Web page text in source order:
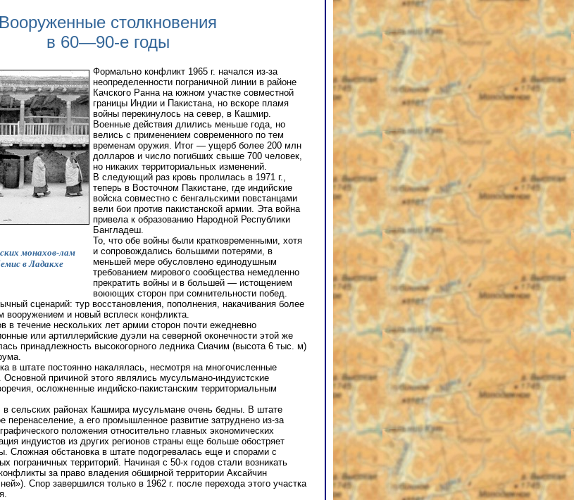
Вооруженные столкновения
в 60—90-е годы
монахов-лам
в Ладакхе
Формально конфликт 1965 г. начался из-за
неопределенности пограничной линии в районе
Качского Ранна на южном участке совместной
границы Индии и Пакистана, но вскоре пламя
войны перекинулось на север, в Кашмир.
Военные действия длились меньше года, но
велись с применением современного по тем
временам оружия. Итог — ущерб более 200 млн
долларов и число погибших свыше 700 человек,
но никаких территориальных изменений.
В следующий раз кровь пролилась в 1971 г.,
теперь в Восточном Пакистане, где индийские
войска совместно с бенгальскими повстанцами
вели бои против пакистанской армии. Эта война
привела к образованию Народной Республики
Бангладеш.
То, что обе войны были кратковременными, хотя
и сопровождались большими потерями, в
меньшей мере обусловлено единодушным
требованием мирового сообщества немедленно
прекратить войны и в большей — истощением
воюющих сторон при сомнительности побед.
сценарий: тур восстановления, пополнения, накачивания более
вооружением и новый всплеск конфликта.
в течение нескольких лет армии сторон почти ежедневно
или артиллерийские дуэли на северной оконечности этой же
принадлежность высокогорного ледника Сиачим (высота 6 тыс. м)
в штате постоянно накалялась, несмотря на многочисленные
Основной причиной этого являлись мусульмано-индуистские
осложненные индийско-пакистанским территориальным
сельских районах Кашмира мусульмане очень бедны. В штате
перенаселение, а его промышленное развитие затруднено из-за
положения относительно главных экономических
индуистов из других регионов страны еще больше обостряет
Сложная обстановка в штате подогревалась еще и спорами с
пограничных территорий. Начиная с 50-х годов стали возникать
за право владения обширной территории Аксайчин
Спор завершился только в 1962 г. после перехода этого участка